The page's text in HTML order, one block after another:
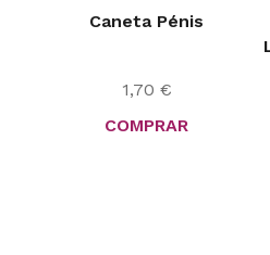
Caneta Pénis
1,70 €
COMPRAR